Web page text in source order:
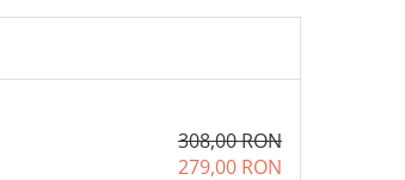
308,00 RON
279,00 RON